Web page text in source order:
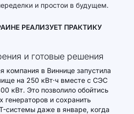
и простои в будущем.
РЕАЛИЗУЕТ ПРАКТИКУ
и готовые решения
компания в Виннице запустила
на 250 кВт·ч вместе с СЭС
кВт. Это позволило обойтись
генераторов и сохранить
системы даже в январе, когда